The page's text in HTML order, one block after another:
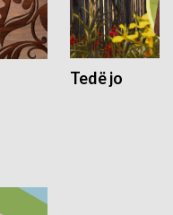
Tedë jo